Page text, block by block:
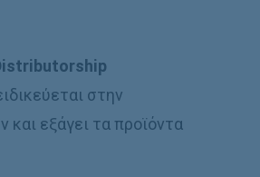
στην
εξάγει τα προϊόντα